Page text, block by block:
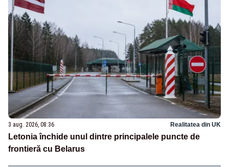
3 aug. 2026, 08:36 Realitatea din UK
Letonia închide unul dintre principalele puncte de
frontieră cu Belarus